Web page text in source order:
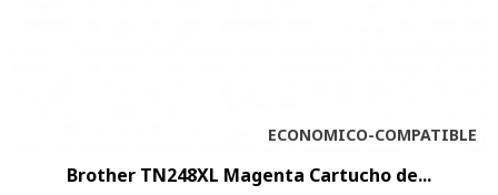
ECONOMICO-COMPATIBLE
Brother TN248XL Magenta Cartucho de...